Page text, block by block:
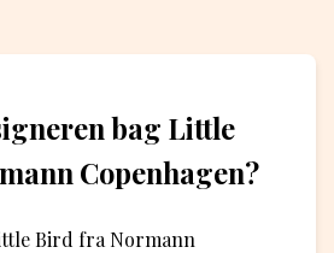
bag Little
Copenhagen?
Bird fra Normann